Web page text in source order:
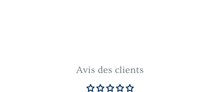
Avis des clients